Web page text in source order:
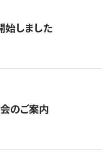
始しました
のご案内